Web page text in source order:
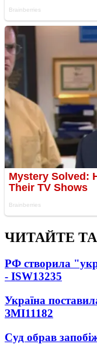
ЧИТАЙТЕ
РФ створила
- ISW13235
Україна
ЗМІ11182
Суд обрав